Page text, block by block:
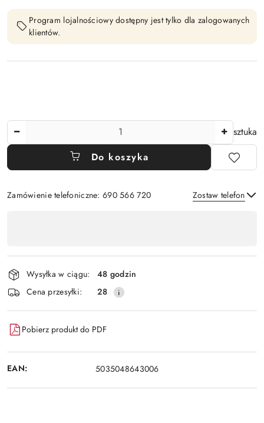
Program lojalnościowy dostępny jest tylko dla zalogowanych
klientów.
sztuka
Do koszyka
Zamówienie telefoniczne: 690 566 720 Zostaw telefon
płatność
i
dostawa
Wysyłka w ciągu:
48 godzin
Cena przesyłki:
28
Pobierz produkt do PDF
EAN: 5035048643006